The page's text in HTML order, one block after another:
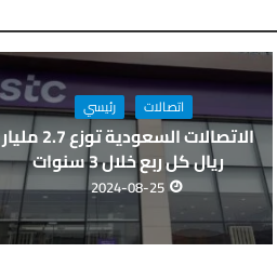
اتصالات رئيسي
الاتصالات السعودية توزع 2.7 مليار
ريال كل ربع خلال 3 سنوات
2024-08-25